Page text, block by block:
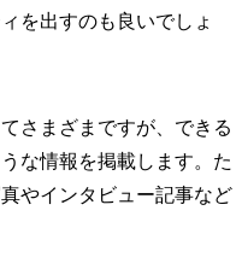
を出すのも良いでしょ
さまざまですが、できる
な情報を掲載します。た
やインタビュー記事など